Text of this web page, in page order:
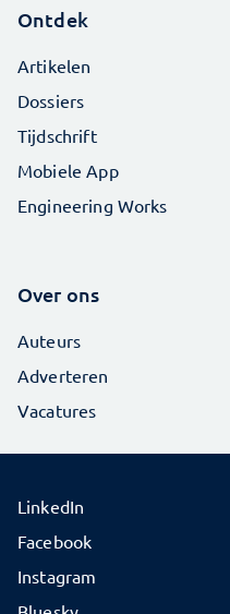
Ontdek
Artikelen
Dossiers
Tijdschrift
Mobiele App
Engineering Works
Over ons
Auteurs
Adverteren
Vacatures
LinkedIn
Facebook
Instagram